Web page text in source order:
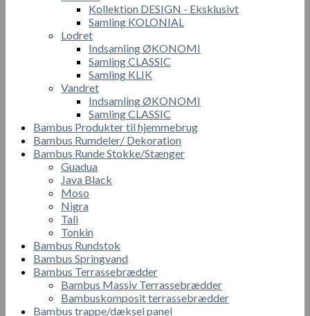
Kollektion DESIGN - Eksklusivt
Samling KOLONIAL
Lodret
Indsamling ØKONOMI
Samling CLASSIC
Samling KLIK
Vandret
Indsamling ØKONOMI
Samling CLASSIC
Bambus Produkter til hjemmebrug
Bambus Rumdeler/ Dekoration
Bambus Runde Stokke/Stænger
Guadua
Java Black
Moso
Nigra
Tali
Tonkin
Bambus Rundstok
Bambus Springvand
Bambus Terrassebrædder
Bambus Massiv Terrassebrædder
Bambuskomposit terrassebrædder
Bambus trappe/dæksel panel